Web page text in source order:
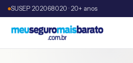
SUSEP 202068020 · 20+ anos